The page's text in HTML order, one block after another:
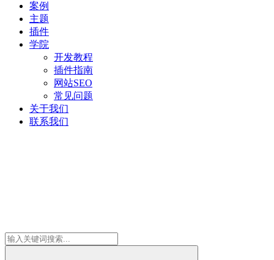
案例
主题
插件
学院
开发教程
插件指南
网站SEO
常见问题
关于我们
联系我们